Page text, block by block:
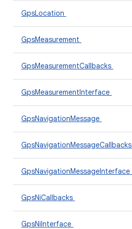
GpsLocation
GpsMeasurement
GpsMeasurementCallbacks
GpsMeasurementInterface
GpsNavigationMessage
GpsNavigationMessageCallbacks
GpsNavigationMessageInterface
GpsNiCallbacks
GpsNiInterface